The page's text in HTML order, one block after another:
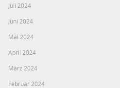
Juli 2024
Juni 2024
Mai 2024
April 2024
März 2024
Februar 2024